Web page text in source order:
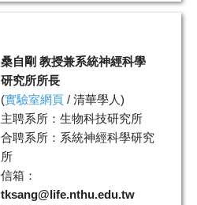
桑自剛 教授兼系統神經科學
研究所所長
(實驗室網頁 / 清華學人)
主聘系所：生物科技研究所
合聘系所：系統神經科學研究
所
信箱：
tksang@life.nthu.edu.tw